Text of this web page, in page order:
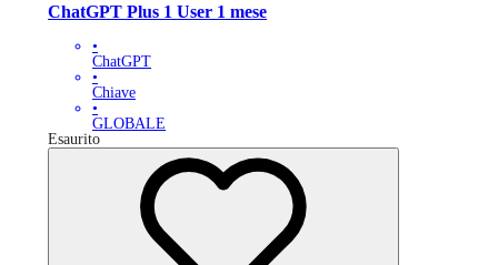
ChatGPT Plus 1 User 1 mese
•
ChatGPT
•
Chiave
•
GLOBALE
Esaurito